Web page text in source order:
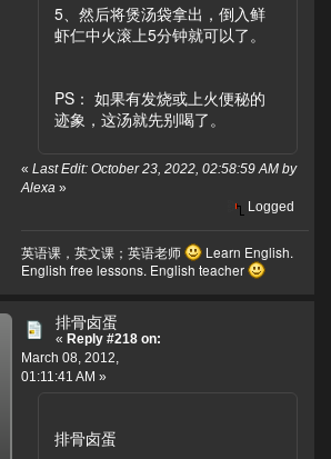
5、然后将煲汤袋拿出，倒入鲜
虾仁中火滚上5分钟就可以了。
PS： 如果有发烧或上火便秘的
迹象，这汤就先别喝了。
« Last Edit: October 23, 2022, 02:58:59 AM by
Alexa »
Logged
英语课，英文课；英语老师
Learn English.
English free lessons. English teacher
排骨卤蛋
« Reply #218 on:
March 08, 2012,
01:11:41 AM »
排骨卤蛋